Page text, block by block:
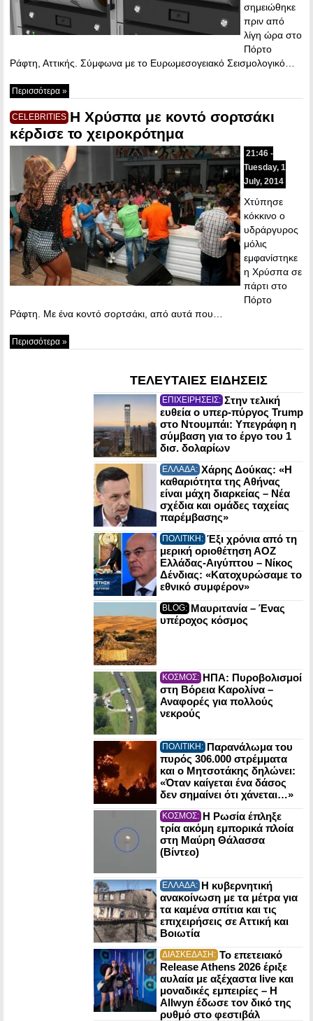
σημειώθηκε
πριν από
λίγη ώρα στο
Πόρτο
Ράφτη, Αττικής. Σύμφωνα με το Ευρωμεσογειακό Σεισμολογικό…
Περισσότερα »
CELEBRITIES Η Χρύσπα με κοντό σορτσάκι
κέρδισε το χειροκρότημα
21:46 -
Tuesday, 1
July, 2014
Χτύπησε
κόκκινο ο
υδράργυρος
μόλις
εμφανίστηκε
η Χρύσπα σε
πάρτι στο
Πόρτο
Ράφτη. Με ένα κοντό σορτσάκι, από αυτά που…
Περισσότερα »
ΤΕΛΕΥΤΑΙΕΣ ΕΙΔΗΣΕΙΣ
ΕΠΙΧΕΙΡΗΣΕΙΣ: Στην τελική
ευθεία ο υπερ-πύργος Trump
στο Ντουμπάι: Υπεγράφη η
σύμβαση για το έργο του 1
δισ. δολαρίων
ΕΛΛΑΔΑ: Χάρης Δούκας: «Η
καθαριότητα της Αθήνας
είναι μάχη διαρκείας – Νέα
σχέδια και ομάδες ταχείας
παρέμβασης»
ΠΟΛΙΤΙΚΗ: Έξι χρόνια από τη
μερική οριοθέτηση ΑΟΖ
Ελλάδας-Αιγύπτου – Νίκος
Δένδιας: «Κατοχυρώσαμε το
εθνικό συμφέρον»
BLOG: Μαυριτανία – Ένας
υπέροχος κόσμος
ΚΟΣΜΟΣ: ΗΠΑ: Πυροβολισμοί
στη Βόρεια Καρολίνα –
Αναφορές για πολλούς
νεκρούς
ΠΟΛΙΤΙΚΗ: Παρανάλωμα του
πυρός 306.000 στρέμματα
και ο Μητσοτάκης δηλώνει:
«Όταν καίγεται ένα δάσος
δεν σημαίνει ότι χάνεται…»
ΚΟΣΜΟΣ: Η Ρωσία έπληξε
τρία ακόμη εμπορικά πλοία
στη Μαύρη Θάλασσα
(Βίντεο)
ΕΛΛΑΔΑ: Η κυβερνητική
ανακοίνωση με τα μέτρα για
τα καμένα σπίτια και τις
επιχειρήσεις σε Αττική και
Βοιωτία
ΔΙΑΣΚΕΔΑΣΗ: Το επετειακό
Release Athens 2026 έριξε
αυλαία με αξέχαστα live και
μοναδικές εμπειρίες – Η
Allwyn έδωσε τον δικό της
ρυθμό στο φεστιβάλ